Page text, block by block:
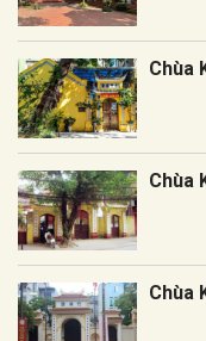
Chùa
Chùa
Chùa